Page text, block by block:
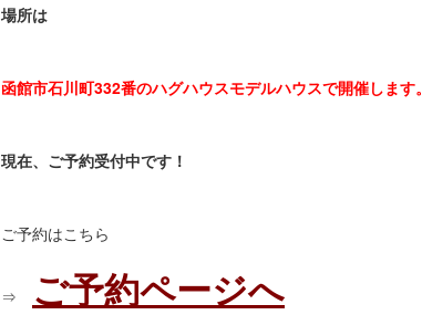
場所は
函館市石川町332番のハグハウスモデルハウスで開催します。
現在、ご予約受付中です！
ご予約はこちら
⇒ ご予約ページへ